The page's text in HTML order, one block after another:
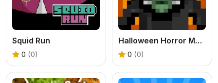
Squid Run
0 (0)
Halloween Horror Massacre
0 (0)